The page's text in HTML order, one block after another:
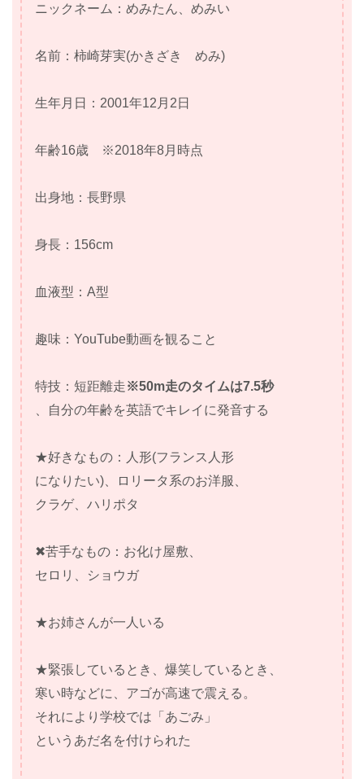
ニックネーム：めみたん、めみい
名前：柿崎芽実(かきざき めみ)
生年月日：2001年12月2日
年齢16歳 ※2018年8月時点
出身地：長野県
身長：156cm
血液型：A型
趣味：YouTube動画を観ること
特技：短距離走※50m走のタイムは7.5秒
、自分の年齢を英語でキレイに発音する
★好きなもの：人形(フランス人形
になりたい)、ロリータ系のお洋服、
クラゲ、ハリポタ
✖苦手なもの：お化け屋敷、
セロリ、ショウガ
★お姉さんが一人いる
★緊張しているとき、爆笑しているとき、
寒い時などに、アゴが高速で震える。
それにより学校では「あごみ」
というあだ名を付けられた